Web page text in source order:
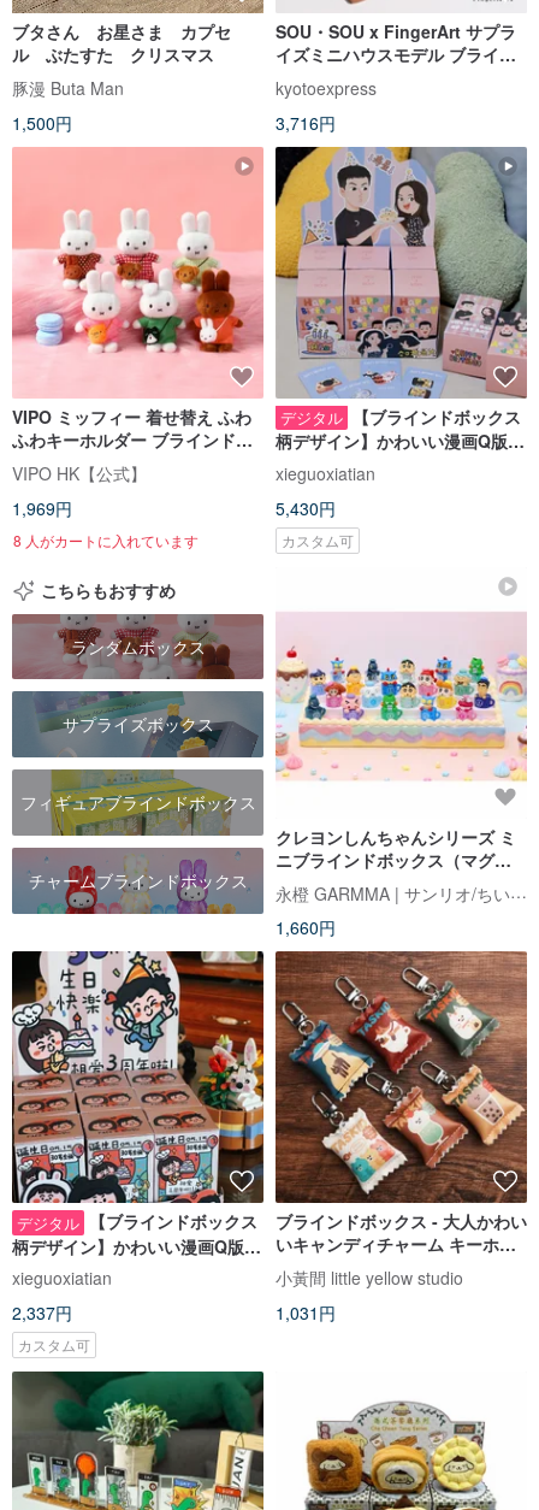
ブタさん お星さま カプセ
ル ぶたすた クリスマス
豚漫 Buta Man
1,500円
SOU・SOU x FingerArt サプラ
イズミニハウスモデル ブライン
ドボックス
kyotoexpress
3,716円
VIPO ミッフィー 着せ替え ふわ
ふわキーホルダー ブラインドボ
ックス (ランダムパッケージ)
MIF37560
VIPO HK【公式】
1,969円
8 人がカートに入れています
デジタル
【ブラインドボックス
柄デザイン】かわいい漫画Q版カ
ップルイラスト | 結婚記念日・誕
生日プレゼントカスタマイズ |
xieguoxiatian
5,430円
カスタム可
こちらもおすすめ
ランダムボックス
サプライズボックス
フィギュアブラインドボックス
チャームブラインドボックス
クレヨンしんちゃんシリーズ ミ
ニブラインドボックス（マグカ
ップシリーズ）小箱（全 2 種） 永橙 GARMMA | サンリオ/ちいかわ/もふさんど/クレヨンしんちゃん 台湾正規ストア
1,660円
デジタル
【ブラインドボックス
柄デザイン】かわいい漫画Q版カ
ップルイラスト | 結婚記念日・誕
生日プレゼントカスタマイズ |
xieguoxiatian
2,337円
カスタム可
ブラインドボックス - 大人かわい
いキャンディチャーム キーホル
ダー 5 種＋シークレット 1 種
小黃間 little yellow studio
1,031円